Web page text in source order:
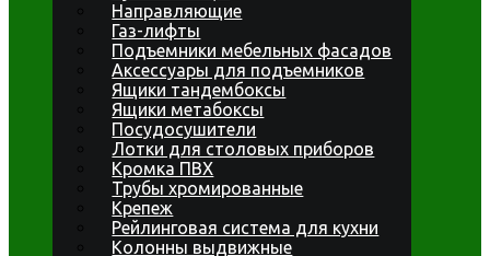
Направляющие
Газ-лифты
Подъемники мебельных фасадов
Аксессуары для подъемников
Ящики тандембоксы
Ящики метабоксы
Посудосушители
Лотки для столовых приборов
Кромка ПВХ
Трубы хромированные
Крепеж
Рейлинговая система для кухни
Колонны выдвижные